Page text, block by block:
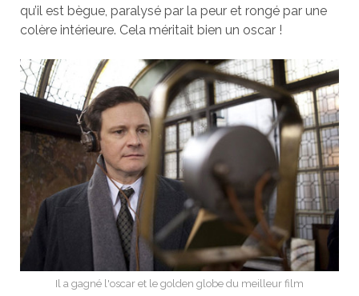
qu’il est bègue, paralysé par la peur et rongé par une
colère intérieure. Cela méritait bien un oscar !
Il a gagné l'oscar et le golden globe du meilleur film